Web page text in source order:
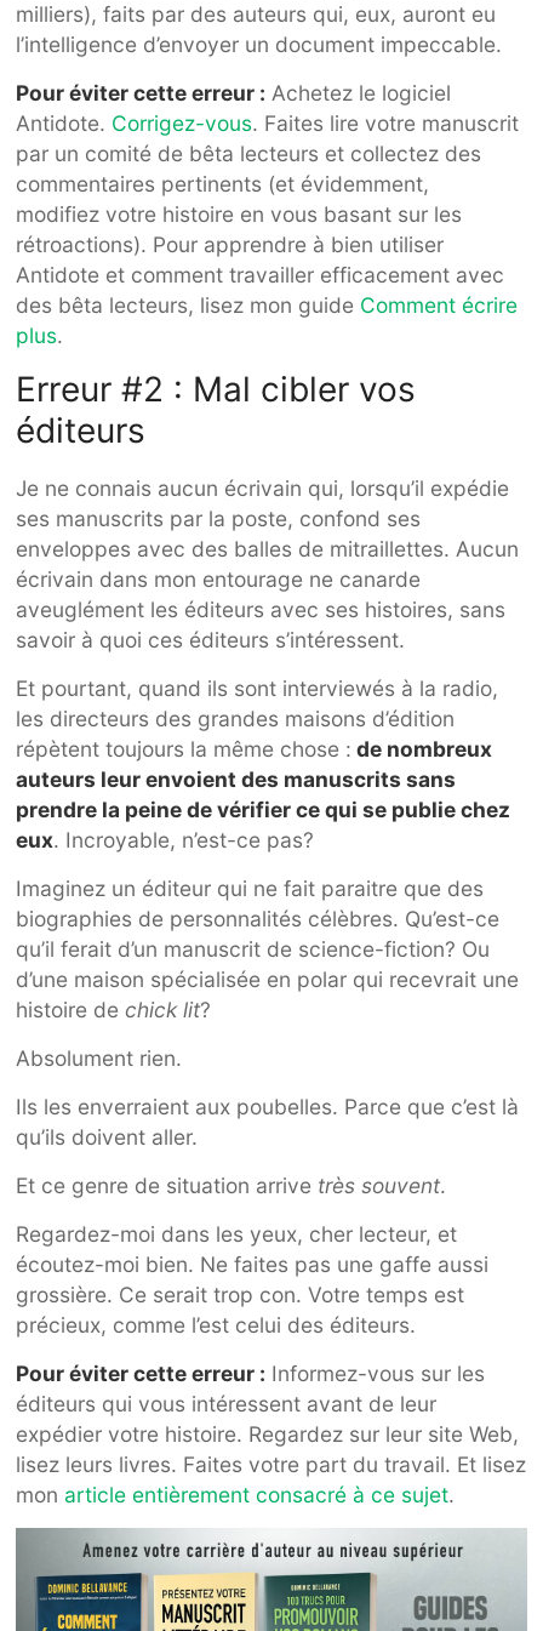
milliers), faits par des auteurs qui, eux, auront eu
l’intelligence d’envoyer un document impeccable.
Pour éviter cette erreur : Achetez le logiciel
Antidote. Corrigez-vous. Faites lire votre manuscrit
par un comité de bêta lecteurs et collectez des
commentaires pertinents (et évidemment,
modifiez votre histoire en vous basant sur les
rétroactions). Pour apprendre à bien utiliser
Antidote et comment travailler efficacement avec
des bêta lecteurs, lisez mon guide Comment écrire
plus.
Erreur #2 : Mal cibler vos
éditeurs
Je ne connais aucun écrivain qui, lorsqu’il expédie
ses manuscrits par la poste, confond ses
enveloppes avec des balles de mitraillettes. Aucun
écrivain dans mon entourage ne canarde
aveuglément les éditeurs avec ses histoires, sans
savoir à quoi ces éditeurs s’intéressent.
Et pourtant, quand ils sont interviewés à la radio,
les directeurs des grandes maisons d’édition
répètent toujours la même chose : de nombreux
auteurs leur envoient des manuscrits sans
prendre la peine de vérifier ce qui se publie chez
eux. Incroyable, n’est-ce pas?
Imaginez un éditeur qui ne fait paraitre que des
biographies de personnalités célèbres. Qu’est-ce
qu’il ferait d’un manuscrit de science-fiction? Ou
d’une maison spécialisée en polar qui recevrait une
histoire de chick lit?
Absolument rien.
Ils les enverraient aux poubelles. Parce que c’est là
qu’ils doivent aller.
Et ce genre de situation arrive très souvent.
Regardez-moi dans les yeux, cher lecteur, et
écoutez-moi bien. Ne faites pas une gaffe aussi
grossière. Ce serait trop con. Votre temps est
précieux, comme l’est celui des éditeurs.
Pour éviter cette erreur : Informez-vous sur les
éditeurs qui vous intéressent avant de leur
expédier votre histoire. Regardez sur leur site Web,
lisez leurs livres. Faites votre part du travail. Et lisez
mon article entièrement consacré à ce sujet.